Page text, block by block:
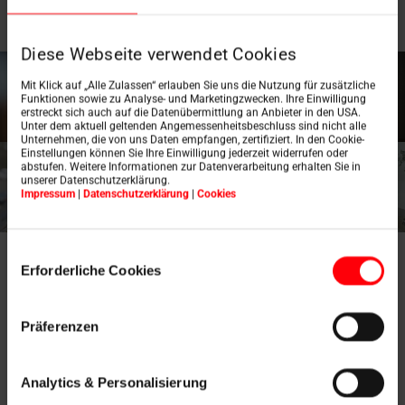
Diese Webseite verwendet Cookies
Mit Klick auf „Alle Zulassen“ erlauben Sie uns die Nutzung für zusätzliche
Funktionen sowie zu Analyse- und Marketingzwecken. Ihre Einwilligung
erstreckt sich auch auf die Datenübermittlung an Anbieter in den USA.
Unter dem aktuell geltenden Angemessenheitsbeschluss sind nicht alle
Unternehmen, die von uns Daten empfangen, zertifiziert. In den Cookie-
Einstellungen können Sie Ihre Einwilligung jederzeit widerrufen oder
abstufen. Weitere Informationen zur Datenverarbeitung erhalten Sie in
unserer Datenschutzerklärung.
Impressum | Datenschutzerklärung | Cookies
Erforderliche Cookies
Präferenzen
Analytics & Personalisierung
munkálatok befejezése után újra behelyezhető.